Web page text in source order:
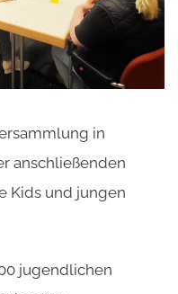
in
anschließenden
Kids und jungen
jugendlichen